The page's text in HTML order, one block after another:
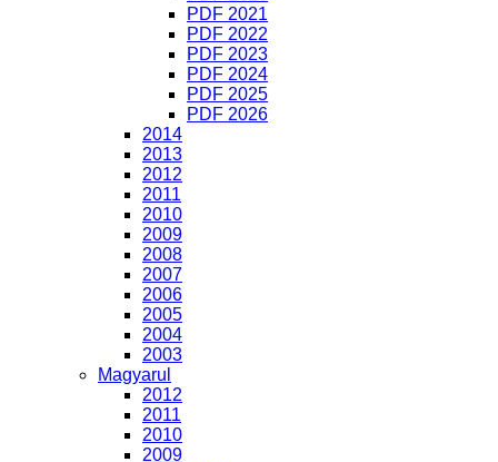
PDF 2021
PDF 2022
PDF 2023
PDF 2024
PDF 2025
PDF 2026
2014
2013
2012
2011
2010
2009
2008
2007
2006
2005
2004
2003
Magyarul
2012
2011
2010
2009